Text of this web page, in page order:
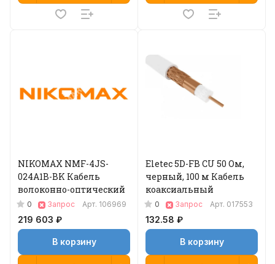
NIKOMAX NMF-4JS-
024A1B-BK Кабель
волоконно-оптический
0 Запрос Арт. 106969
219 603 ₽
В корзину
Eletec 5D-FB CU 50 Ом,
черный, 100 м Кабель
коаксиальный
0 Запрос Арт. 017553
132.58 ₽
В корзину